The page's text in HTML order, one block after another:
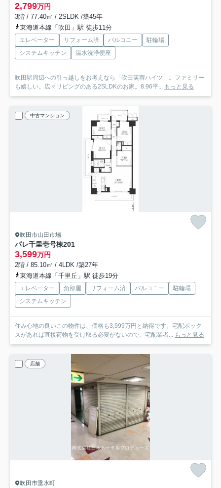
2,799万円
3階 / 77.40㎡ / 2SLDK /築45年
東海道本線「吹田」駅 徒歩11分
エレベーター リフォーム済 バルコニー
駐輪場
システムキッチン
温水洗浄便座
吹田駅周辺への引っ越しをお考えなら「吹田芙蓉ハイツ」。ファミリー
も嬉しい。広々リビングのある2SLDKのお家。8.96平... もっと見る
中古マンション
吹田市山田市場
パレ千里壱号棟201
3,599万円
2階 / 85.10㎡ / 4LDK /築27年
東海道本線「千里丘」駅 徒歩19分
エレベーター 角部屋 リフォーム済 バルコニー
駐輪場
システムキッチン
住み心地の良いこの物件は、価格も3,999万円と納得です。宅配ボック
スがあれば直接荷物を受け取る必要がないので、宅配業者... もっと見る
店舗
吹田市垂水町